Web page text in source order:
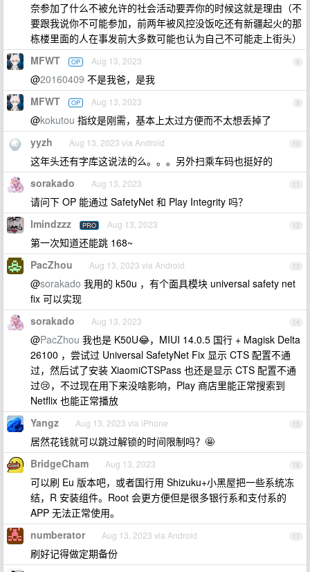
奈参加了什么不被允许的社会活动要弄你的时候这就是理由（不
要跟我说你不可能参加，前两年被风控没饭吃还有新疆起火的那
栋楼里面的人在事发前大多数可能也认为自己不可能走上街头）
8
MFWT OP Aug 13, 2023
@20160409 不是我爸，是我
9
MFWT OP Aug 13, 2023
@kokutou 指纹是刚需，基本上太过方便而不太想丢掉了
10
yyzh Aug 13, 2023 via Android
这年头还有字库这说法的么。。。另外扫乘车码也挺好的
11
sorakado Aug 13, 2023
请问下 OP 能通过 SafetyNet 和 Play Integrity 吗？
12
Imindzzz PRO Aug 13, 2023
第一次知道还能跳 168~
13
PacZhou Aug 13, 2023 via Android
@sorakado 我用的 k50u ，有个面具模块 universal safety net
fix 可以实现
14
sorakado Aug 13, 2023
@PacZhou 我也是 K50U😂，MIUI 14.0.5 国行 + Magisk Delta
26100 ，尝试过 Universal SafetyNet Fix 显示 CTS 配置不通
过，然后试了安装 XiaomiCTSPass 也还是显示 CTS 配置不通
过😢，不过现在用下来没啥影响，Play 商店里能正常搜索到
Netflix 也能正常播放
15
Yangz Aug 13, 2023 via iPhone
居然花钱就可以跳过解锁的时间限制吗？🤩
16
BridgeCham Aug 13, 2023
可以刷 Eu 版本吧，或者国行用 Shizuku+小黑屋把一些系统冻
结，R 安装组件。Root 会更方便但是很多银行系和支付系的
APP 无法正常使用。
17
numberator Aug 13, 2023 via Android
刷好记得做定期备份